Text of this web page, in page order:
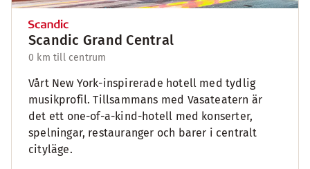
Scandic Grand Central
0 km till centrum
Vårt New York-inspirerade hotell med tydlig
musikprofil. Tillsammans med Vasateatern är
det ett one-of-a-kind-hotell med konserter,
spelningar, restauranger och barer i centralt
cityläge.